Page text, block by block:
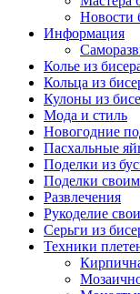
Новости
Информация
Колье из
Кольца из
Кулоны из
Мода и стиль
Новогодние
Пасхальные
Поделки из
Поделки
Развлечения
Рукоделие
Серьги из
Техники